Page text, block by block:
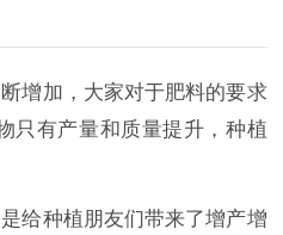
增加，大家对于肥料的要求
只有产量和质量提升，种植
给种植朋友们带来了增产增